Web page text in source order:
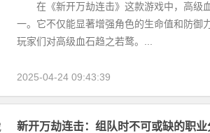
在《新开万劫连击》这款游戏中，高级
一。它不仅能显著增强角色的生命值和防御
玩家们对高级血石趋之若鹜。...
2025-04-24 09:43:39
新开万劫连击：组队时不可或缺的职业